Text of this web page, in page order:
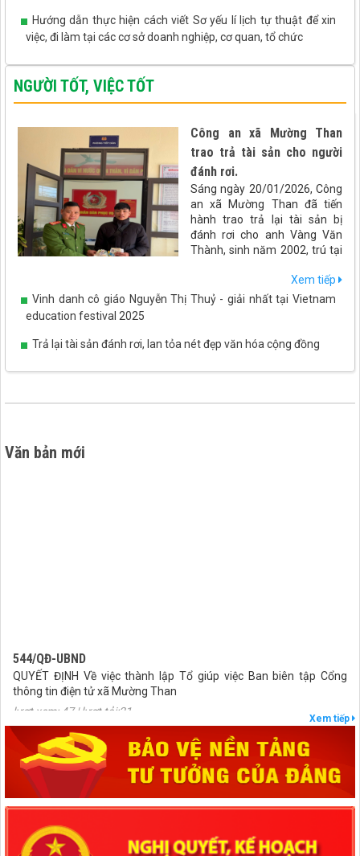
chuyển đổi số đến gần hơn với người dân.
Hướng dẫn thực hiện cách viết Sơ yếu lí lịch tự thuật để xin
việc, đi làm tại các cơ sở doanh nghiệp, cơ quan, tổ chức
NGƯỜI TỐT, VIỆC TỐT
Công an xã Mường Than
trao trả tài sản cho người
đánh rơi.
Sáng ngày 20/01/2026, Công
an xã Mường Than đã tiến
hành trao trả lại tài sản bị
đánh rơi cho anh Vàng Văn
Thành, sinh năm 2002, trú tại
Xem tiếp
Vinh danh cô giáo Nguyễn Thị Thuỷ - giải nhất tại Vietnam
education festival 2025
Trả lại tài sản đánh rơi, lan tỏa nét đẹp văn hóa cộng đồng
Văn bản mới
QUYẾT ĐỊNH Về việc thành lập Tổ giúp việc Ban biên tập Cổng
thông tin điện tử xã Mường Than
lượt xem: 47 | lượt tải:21
407/QĐ-UBND
QUYẾT ĐỊNH Kiện toàn Ban biên tập Cổng thông tin điện tử xã
Mường Than
lượt xem: 49 | lượt tải:29
27/NQ-HĐND
của tỉnh Lai Châu năm 2025
Xem tiếp